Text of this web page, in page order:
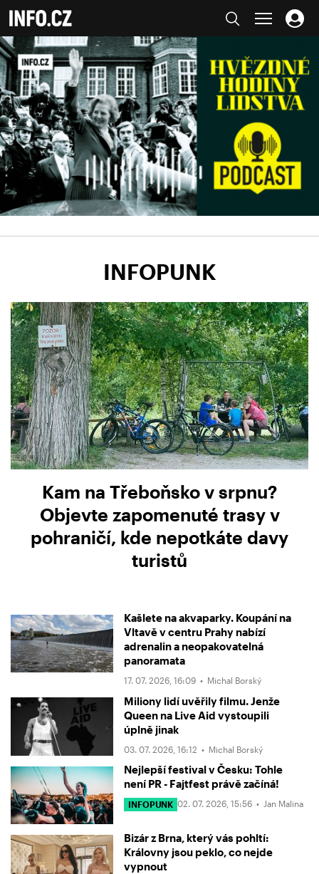
Kam na Třeboňsko v srpnu?
Objevte zapomenuté trasy v
pohraničí, kde nepotkáte davy
turistů
INFOPUNK
Kašlete na akvaparky. Koupání na
Vltavě v centru Prahy nabízí
adrenalin a neopakovatelná
panoramata
17. 07. 2026, 16:09 • Michal Borský
Miliony lidí uvěřily filmu. Jenže
Queen na Live Aid vystoupili
úplně jinak
03. 07. 2026, 16:12 • Michal Borský
Nejlepší festival v Česku: Tohle
není PR - Fajtfest právě začíná!
INFOPUNK 02. 07. 2026, 15:56 • Jan Malina
Bizár z Brna, který vás pohltí:
Královny jsou peklo, co nejde
vypnout